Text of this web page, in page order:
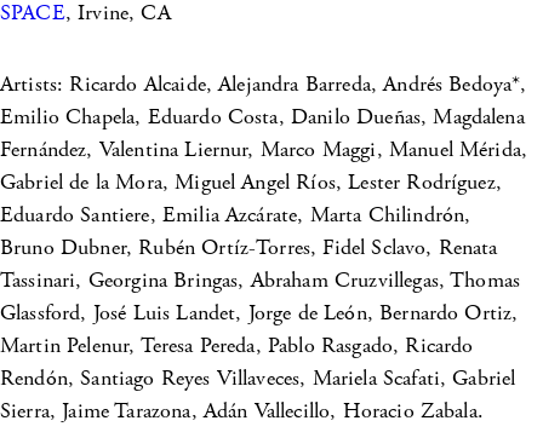
SPACE, Irvine, CA
Artists: Ricardo Alcaide, Alejandra Barreda, Andrés Bedoya*,
Emilio Chapela, Eduardo Costa, Danilo Dueñas, Magdalena
Fernández, Valentina Liernur, Marco Maggi, Manuel Mérida,
Gabriel de la Mora, Miguel Angel Ríos, Lester Rodríguez,
Eduardo Santiere, Emilia Azcárate, Marta Chilindrón,
Bruno Dubner, Rubén Ortíz-Torres, Fidel Sclavo, Renata
Tassinari, Georgina Bringas, Abraham Cruzvillegas, Thomas
Glassford, José Luis Landet, Jorge de León, Bernardo Ortiz,
Martin Pelenur, Teresa Pereda, Pablo Rasgado, Ricardo
Rendón, Santiago Reyes Villaveces, Mariela Scafati, Gabriel
Sierra, Jaime Tarazona, Adán Vallecillo, Horacio Zabala.